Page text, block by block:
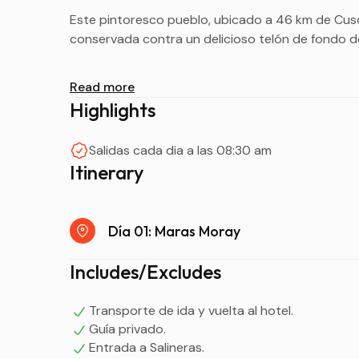
Este pintoresco pueblo, ubicado a 46 km de
conservada contra un delicioso telón de fondo
Estos campos naturales de sal se han
produce la sal rosa “Maras Salt”, una de las
la sal rosa de Maras se encuentra entre las
dispuestas en forma de un anfiteatro gigante.
Estas terrazas también tienen una importancia
gran misticismo, y aún se conservan como un
“Madre Tierra”
Read more
Highlights
Salidas cada dia a las 08:30 am
Itinerary
Día 01: Maras Moray
Includes/Excludes
Transporte de ida y vuelta al hotel.
Guía privado.
Entrada a Salineras.